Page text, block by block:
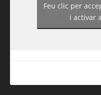
https://
Feu clic per
i activar